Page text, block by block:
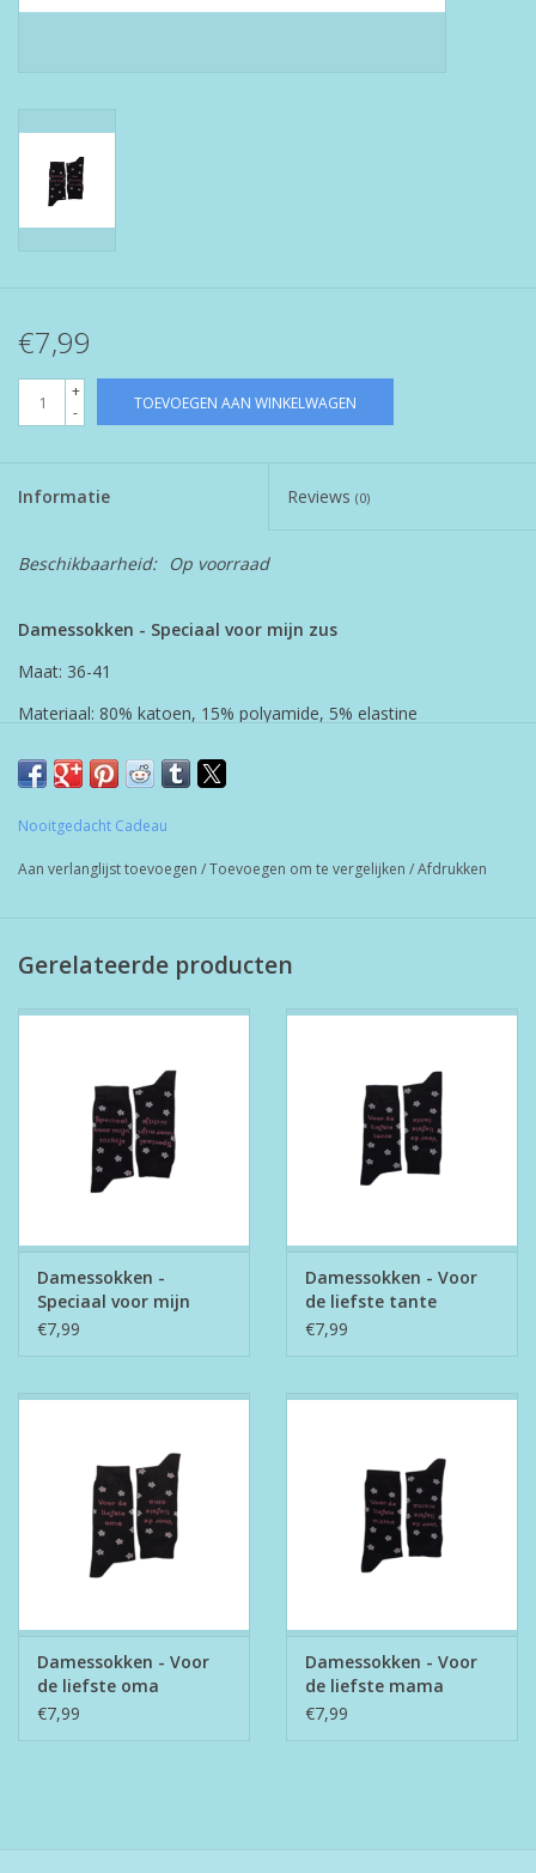
Feest
€7,99
+
-
TOEVOEGEN AAN WINKELWAGEN
Informatie Reviews (0)
Beschikbaarheid: Op voorraad
Damessokken - Speciaal voor mijn zus
Maat: 36-41
Materiaal: 80% katoen, 15% polyamide, 5% elastine
Nooitgedacht Cadeau
Aan verlanglijst toevoegen /Toevoegen om te vergelijken /Afdrukken
Gerelateerde producten
Damessokken -
Speciaal voor mijn
nichtje
€7,99
Damessokken - Voor
de liefste tante
€7,99
Damessokken - Voor
de liefste oma
€7,99
Damessokken - Voor
de liefste mama
€7,99